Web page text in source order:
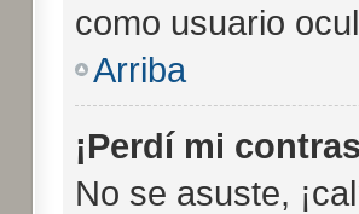
como usuario
Arriba
¡Perdí mi
No se asuste,